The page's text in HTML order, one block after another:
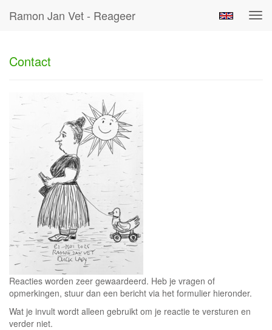
Ramon Jan Vet - Reageer
Contact
Reacties worden zeer gewaardeerd. Heb je vragen of
opmerkingen, stuur dan een bericht via het formulier hieronder.
Wat je invult wordt alleen gebruikt om je reactie te versturen en
verder niet.